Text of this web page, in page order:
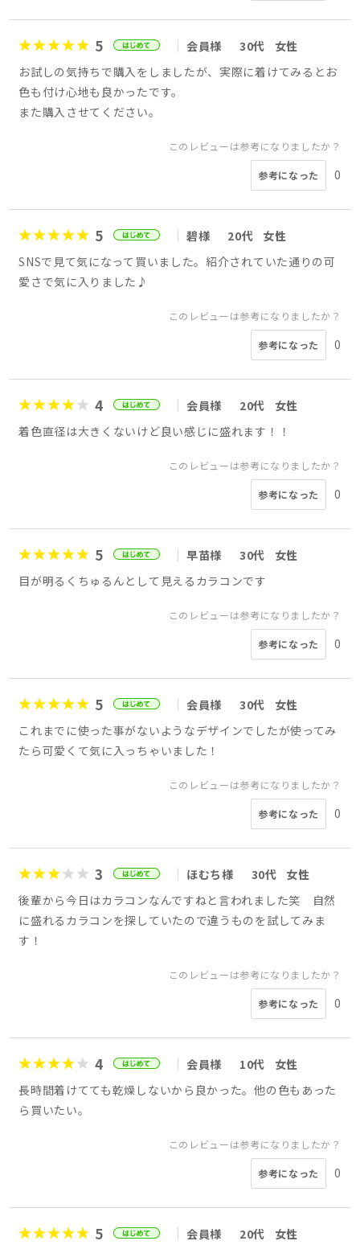
5 会員様 30代
女性
お試しの気持ちで購入をしましたが、実際に着けてみるとお
色も付け心地も良かったです。
また購入させてください。
このレビューは参考になりましたか？
参考になった 0
5 碧様 20代
女性
SNSで見て気になって買いました。紹介されていた通りの可
愛さで気に入りました♪
このレビューは参考になりましたか？
参考になった 0
4 会員様 20代
女性
着色直径は大きくないけど良い感じに盛れます！！
このレビューは参考になりましたか？
参考になった 0
5 早苗様 30代
女性
目が明るくちゅるんとして見えるカラコンです
このレビューは参考になりましたか？
参考になった 0
5 会員様 30代
女性
これまでに使った事がないようなデザインでしたが使ってみ
たら可愛くて気に入っちゃいました！
このレビューは参考になりましたか？
参考になった 0
3 ほむち様 30代
女性
後輩から今日はカラコンなんですねと言われました笑 自然
に盛れるカラコンを探していたので違うものを試してみま
す！
このレビューは参考になりましたか？
参考になった 0
4 会員様 10代
女性
長時間着けてても乾燥しないから良かった。他の色もあった
ら買いたい。
このレビューは参考になりましたか？
参考になった 0
5 会員様 20代
女性